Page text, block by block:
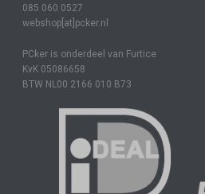
085 060 0527
webshop[at]pcker.nl
PCker is onderdeel van Furtice
KvK 05086658
BTW NL00 2166 010 B73